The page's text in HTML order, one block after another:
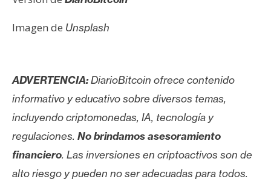
Imagen de Unsplash
ADVERTENCIA:DiarioBitcoin ofrece contenido
informativo y educativo sobre diversos temas,
incluyendo criptomonedas, IA, tecnología y
regulaciones. No brindamos asesoramiento
financiero. Las inversiones en criptoactivos son de
alto riesgo y pueden no ser adecuadas para todos.